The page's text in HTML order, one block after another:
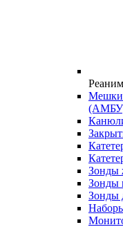
Мешки
Зонды
Зонды
Зонды